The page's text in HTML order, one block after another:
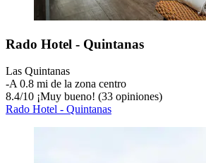
Rado Hotel - Quintanas
Las Quintanas
‐A 0.8 mi de la zona centro
8.4/10 ¡Muy bueno! (33 opiniones)
Rado Hotel - Quintanas